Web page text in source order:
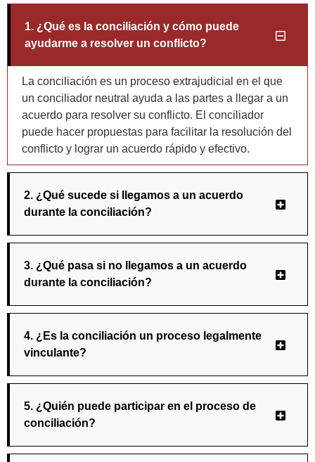
1. ¿Qué es la conciliación y cómo puede
ayudarme a resolver un conflicto?
La conciliación es un proceso extrajudicial en el que
un conciliador neutral ayuda a las partes a llegar a un
acuerdo para resolver su conflicto. El conciliador
puede hacer propuestas para facilitar la resolución del
conflicto y lograr un acuerdo rápido y efectivo.
2. ¿Qué sucede si llegamos a un acuerdo
durante la conciliación?
3. ¿Qué pasa si no llegamos a un acuerdo
durante la conciliación?
4. ¿Es la conciliación un proceso legalmente
vinculante?
5. ¿Quién puede participar en el proceso de
conciliación?